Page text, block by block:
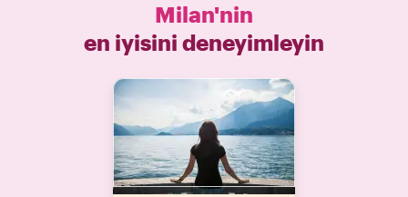
Milan'nin
en iyisini deneyimleyin